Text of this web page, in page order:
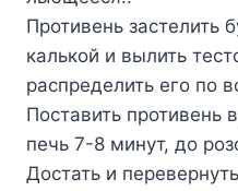
Противень застелить
калькой и вылить
распределить его по
Поставить противень
печь 7-8 минут, до
Достать и